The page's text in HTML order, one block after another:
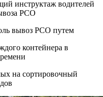
инструктаж водителей
РСО
вывоз РСО путем
контейнера в
на сортировочный